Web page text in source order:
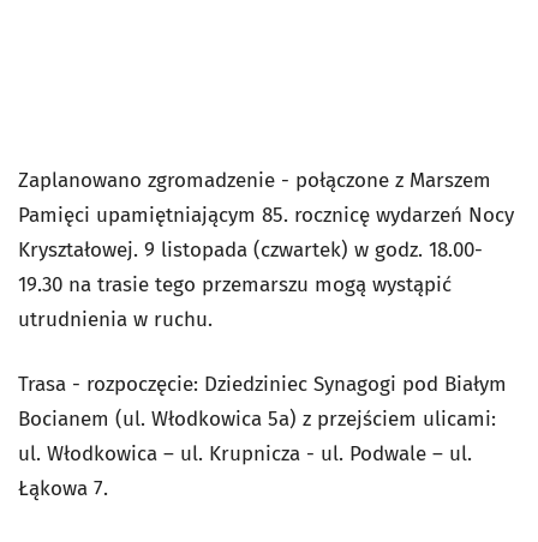
Zaplanowano zgromadzenie - połączone z Marszem
Pamięci upamiętniającym 85. rocznicę wydarzeń Nocy
Kryształowej. 9 listopada (czwartek) w godz. 18.00-
19.30 na trasie tego przemarszu mogą wystąpić
utrudnienia w ruchu.
Trasa - rozpoczęcie: Dziedziniec Synagogi pod Białym
Bocianem (ul. Włodkowica 5a) z przejściem ulicami:
ul. Włodkowica – ul. Krupnicza - ul. Podwale – ul.
Łąkowa 7.